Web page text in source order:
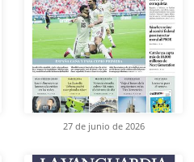
27 de junio de 2026